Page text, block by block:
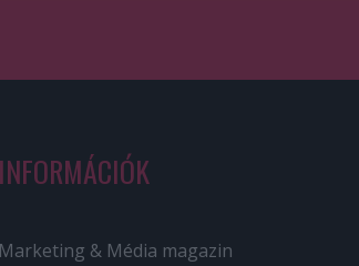
INFORMÁCIÓK
Marketing & Média magazin